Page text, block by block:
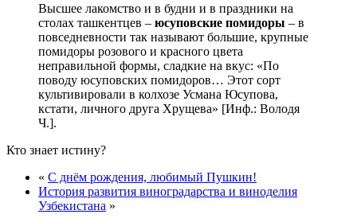
Высшее лакомство и в будни и в праздники на
столах ташкентцев – юсуповские помидоры – в
повседневности так называют большие, крупные
помидоры розового и красного цвета
неправильной формы, сладкие на вкус: «По
поводу юсуповских помидоров… Этот сорт
культивировали в колхозе Усмана Юсупова,
кстати, личного друга Хрущева» [Инф.: Володя
Ч.].
Кто знает истину?
« С днём рождения, любимый Пушкин!
История развития виноградарства и виноделия
Узбекистана »